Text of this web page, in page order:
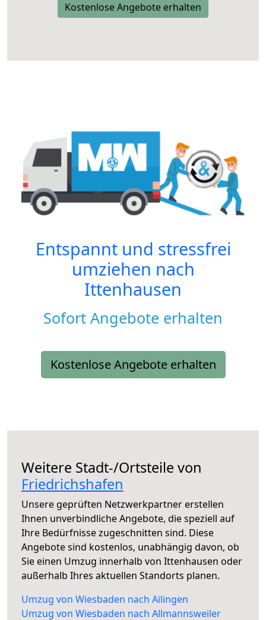
Kostenlose Angebote erhalten
Entspannt und stressfrei
umziehen nach
Ittenhausen
Sofort Angebote erhalten
Kostenlose Angebote erhalten
Weitere Stadt-/Ortsteile von
Friedrichshafen
Unsere geprüften Netzwerkpartner erstellen
Ihnen unverbindliche Angebote, die speziell auf
Ihre Bedürfnisse zugeschnitten sind. Diese
Angebote sind kostenlos, unabhängig davon, ob
Sie einen Umzug innerhalb von Ittenhausen oder
außerhalb Ihres aktuellen Standorts planen.
Umzug von Wiesbaden nach Ailingen
Umzug von Wiesbaden nach Allmannsweiler